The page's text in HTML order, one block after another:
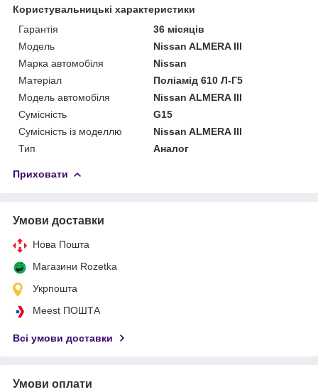
Користувальницькі характеристики
Гарантія
36 місяців
Мoдель
Nissan ALMERA III
Марка автомобіля
Nissan
Матеріал
Поліамід 610 Л-Г5
Модель автомобіля
Nissan ALMERA III
Сумісність
G15
Сумісність із моделлю
Nissan ALMERA III
Тип
Аналог
Приховати
Умови доставки
Нова Пошта
Магазини Rozetka
Укрпошта
Meest ПОШТА
Всі умови доставки
Умови оплати